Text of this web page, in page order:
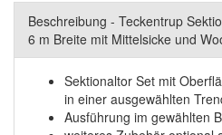
Beschreibung - Teckentrup
6 m Breite mit Mittelsicke und
Sektionaltor Set mit
in einer ausgewählten
Ausführung im gewählten